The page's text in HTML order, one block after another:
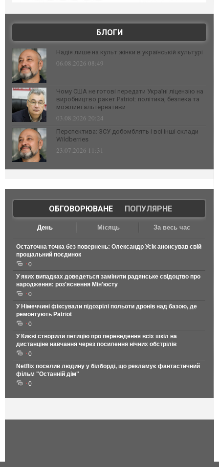
БЛОГИ
Надія лише на культ жінки в українській культурі
06.08.2026 08:49
Чому США не готові передати Україні ліцензію на
виробництво ракет Patriot: політика, безпека та
можливі альтернативи
03.08.2026 20:24
Перспектива: ЗСУ добомблять і всі інші склади
Wildberries
23.07.2026 11:31
ОБГОВОРЮВАНЕ| ПОПУЛЯРНЕ
День Місяць За весь час
Остаточна точка без повернень: Олександр Усік анонсував свій
прощальний поєдинок
0
У яких випадках доведеться замінити радянське свідоцтво про
народження: роз'яснення Мін'юсту
0
У Німеччині фіксували підозрілі польоти дронів над базою, де
ремонтують Patriot
0
У Києві створили петицію про переведення всіх шкіл на
дистанціне навчання через посилення нічних обстрілів
0
Netflix поселив людину у білборді, що рекламує фантастичний
фільм "Останній дім"
0